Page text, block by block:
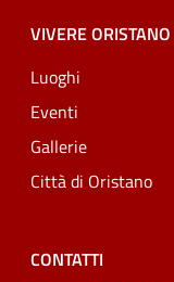
VIVERE ORISTANO
Luoghi
Eventi
Gallerie
Città di Oristano
CONTATTI